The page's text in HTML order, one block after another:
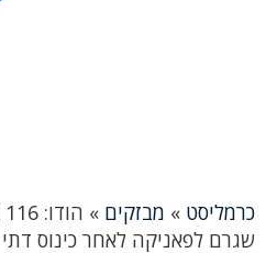
כרמליסט » מבזקים »
שגרם לפאניקה לאחר כינוס דתי